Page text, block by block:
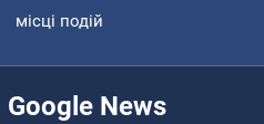
місці подій
Google News